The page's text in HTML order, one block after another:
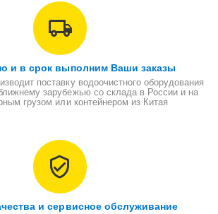
и в срок выполним Ваши заказы
поставку водоочистного оборудования
зарубежью со склада в России и на
грузом или контейнером из Китая
и сервисное обслуживание